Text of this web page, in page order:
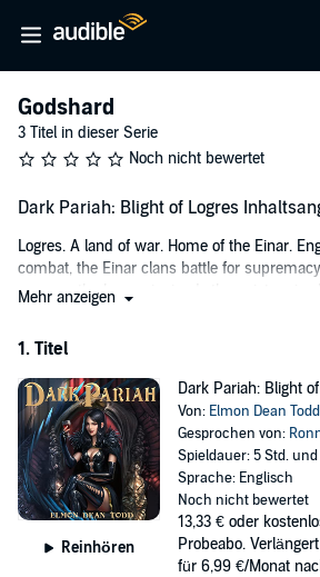
Godshard
3 Titel in dieser Serie
Noch nicht bewertet
Dark Pariah: Blight of Logres
Logres. A land of war. Home of the Einar.
combat, the Einar clans battle for
conquer the long-reigning Lothar, victory is
preying upon the Einar like a wolf hunting the
Azel warlord, Mavos, sets out with his
on a journey to stop this fearsome creature.
soon learn of a greater evil afoot.
©2020 Elmon Dean Todd (P)2023 Elmon
Mehr anzeigen
1. Titel
Reinhören
Dark Pariah: Blight
Von: Elmon Dean Todd
Gesprochen von:
Spieldauer: 5 Std.
Sprache: Englisch
Noch nicht bewertet
13,33 € oder
Probeabo.
für 6,99 €/Monat